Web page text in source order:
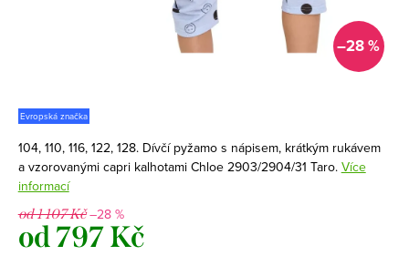
–28 %
Evropská značka
104, 110, 116, 122, 128. Dívčí pyžamo s nápisem, krátkým rukávem
a vzorovanými capri kalhotami Chloe 2903/2904/31 Taro. Více
informací
od 1 107 Kč–28 %
od797 Kč